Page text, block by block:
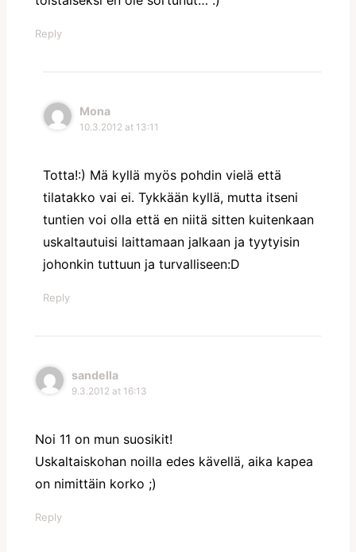
Reply
Mona
10.3.2012 at 13:11
Totta!:) Mä kyllä myös pohdin vielä että
tilatakko vai ei. Tykkään kyllä, mutta itseni
tuntien voi olla että en niitä sitten kuitenkaan
uskaltautuisi laittamaan jalkaan ja tyytyisin
johonkin tuttuun ja turvalliseen:D
Reply
sandella
9.3.2012 at 16:13
Noi 11 on mun suosikit!
Uskaltaiskohan noilla edes kävellä, aika kapea
on nimittäin korko ;)
Reply